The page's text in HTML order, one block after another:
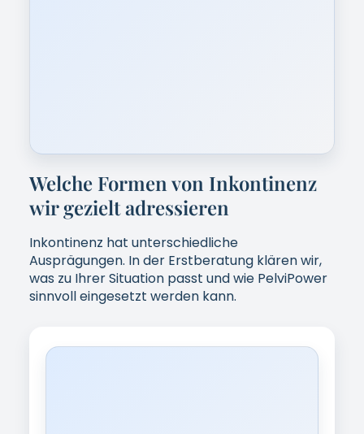
Inkontinenz hat unterschiedliche
was zu Ihrer Situation passt und wie PelviPower
sinnvoll eingesetzt werden kann.
[IMAGE: Belastungsinkontinenz –